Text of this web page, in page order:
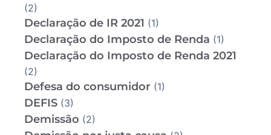
(2)
Declaração de IR 2021 (1)
Declaração do Imposto de Renda (1)
Declaração do Imposto de Renda 2021
(2)
Defesa do consumidor (1)
DEFIS (3)
Demissão (2)